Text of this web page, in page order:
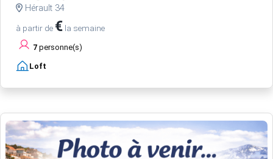
Hérault 34
à partir de € la semaine
7 personne(s)
Loft